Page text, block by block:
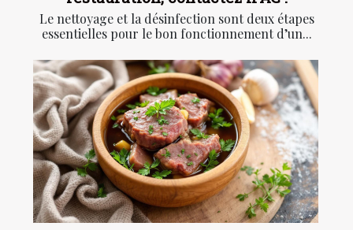
Le nettoyage et la désinfection sont deux étapes
essentielles pour le bon fonctionnement d’un...